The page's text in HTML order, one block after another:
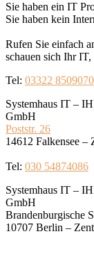
Sie haben ein IT
Sie haben kein
Rufen Sie einfach
schauen sich Ihr
Tel: 03322 8509070
Systemhaus IT –
GmbH
Poststr. 26
14612 Falkensee –
Tel: 030 54874086
Systemhaus IT –
GmbH
Brandenburgische
10707 Berlin –